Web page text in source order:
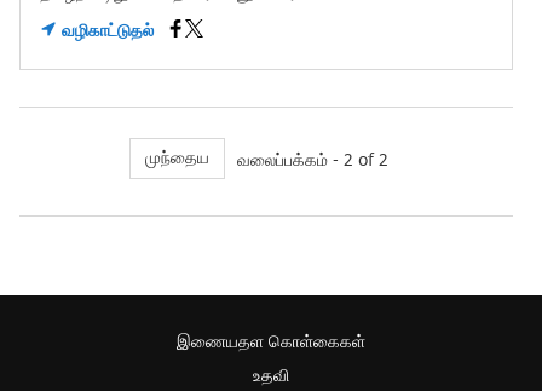
வழிகாட்டுதல்
முந்தைய வலைப்பக்கம் - 2 of 2
இணையதள கொள்கைகள்
உதவி